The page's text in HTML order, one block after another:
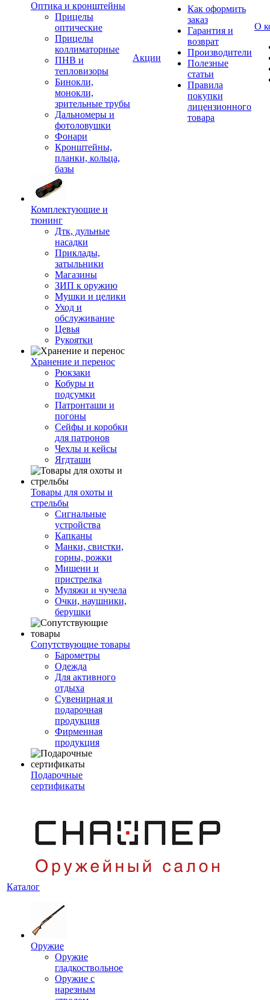
Оптика и кронштейны
Прицелы
оптические
Прицелы
коллиматорные
ПНВ и
тепловизоры
Бинокли,
монокли,
зрительные трубы
Дальномеры и
фотоловушки
Фонари
Кронштейны,
планки, кольца,
базы
Комплектующие и
тюнинг
Дтк, дульные
насадки
Приклады,
затыльники
Магазины
ЗИП к оружию
Мушки и целики
Уход и
обслуживание
Цевья
Рукоятки
Хранение и перенос
Рюкзаки
Кобуры и
подсумки
Патронташи и
погоны
Сейфы и коробки
для патронов
Чехлы и кейсы
Ягдташи
Товары для охоты и
стрельбы
Сигнальные
устройства
Капканы
Манки, свистки,
горны, рожки
Мишени и
пристрелка
Муляжи и чучела
Очки, наушники,
берушки
Сопутствующие товары
Барометры
Одежда
Для активного
отдыха
Сувенирная и
подарочная
продукция
Фирменная
продукция
Подарочные
сертификаты
Акции
Как оформить
заказ
Гарантия и
возврат
Производители
Полезные
статьи
Правила
покупки
лицензионного
товара
О
Каталог
Оружие
Оружие
гладкоствольное
Оружие с
нарезным